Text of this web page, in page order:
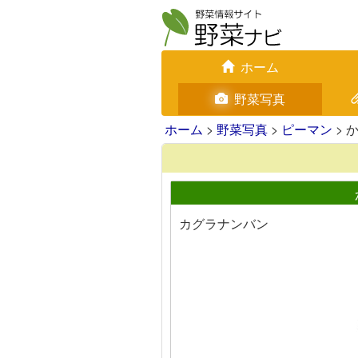
ホーム
野菜写真
ホーム > 野菜写真 > ピーマン >
カグラナンバン